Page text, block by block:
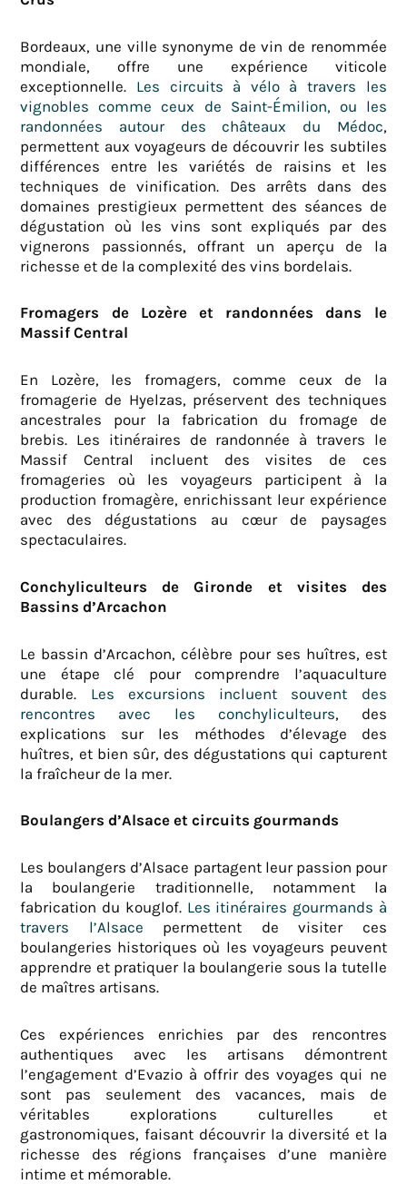
Bordeaux, une ville synonyme de vin de renommée
mondiale, offre une expérience viticole
exceptionnelle. Les circuits à vélo à travers les
vignobles comme ceux de Saint-Émilion, ou les
randonnées autour des châteaux du Médoc,
permettent aux voyageurs de découvrir les subtiles
différences entre les variétés de raisins et les
techniques de vinification. Des arrêts dans des
domaines prestigieux permettent des séances de
dégustation où les vins sont expliqués par des
vignerons passionnés, offrant un aperçu de la
richesse et de la complexité des vins bordelais.
Fromagers de Lozère et randonnées dans le
Massif Central
En Lozère, les fromagers, comme ceux de la
fromagerie de Hyelzas, préservent des techniques
ancestrales pour la fabrication du fromage de
brebis. Les itinéraires de randonnée à travers le
Massif Central incluent des visites de ces
fromageries où les voyageurs participent à la
production fromagère, enrichissant leur expérience
avec des dégustations au cœur de paysages
spectaculaires.
Conchyliculteurs de Gironde et visites des
Bassins d’Arcachon
Le bassin d’Arcachon, célèbre pour ses huîtres, est
une étape clé pour comprendre l’aquaculture
durable. Les excursions incluent souvent des
rencontres avec les conchyliculteurs, des
explications sur les méthodes d’élevage des
huîtres, et bien sûr, des dégustations qui capturent
la fraîcheur de la mer.
Boulangers d’Alsace et circuits gourmands
Les boulangers d’Alsace partagent leur passion pour
la boulangerie traditionnelle, notamment la
fabrication du kouglof. Les itinéraires gourmands à
travers l’Alsace permettent de visiter ces
boulangeries historiques où les voyageurs peuvent
apprendre et pratiquer la boulangerie sous la tutelle
de maîtres artisans.
Ces expériences enrichies par des rencontres
authentiques avec les artisans démontrent
l’engagement d’Evazio à offrir des voyages qui ne
sont pas seulement des vacances, mais de
véritables explorations culturelles et
gastronomiques, faisant découvrir la diversité et la
richesse des régions françaises d’une manière
intime et mémorable.